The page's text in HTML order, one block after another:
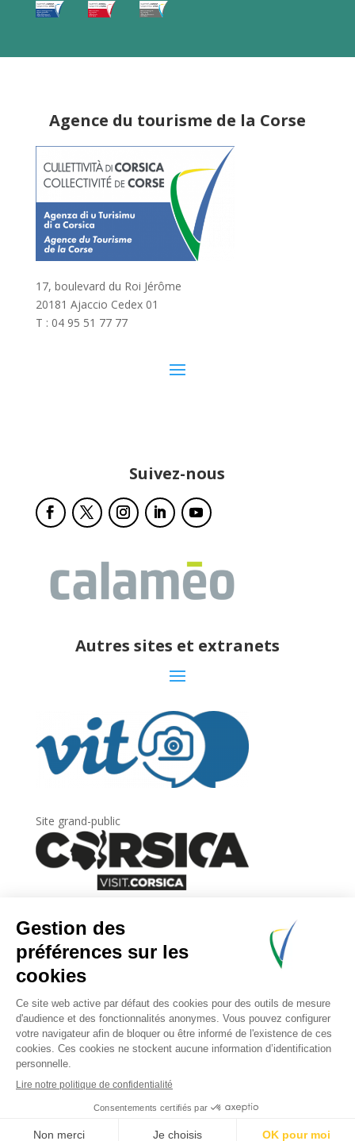
Agence du tourisme de la Corse
17, boulevard du Roi Jérôme
20181 Ajaccio Cedex 01
T : 04 95 51 77 77
Suivez-nous
Autres sites et extranets
Site grand-public
Newsletter
Inscrivez-vous àla lettre d’information
l’Agence du tourisme de la Corse.
Share This